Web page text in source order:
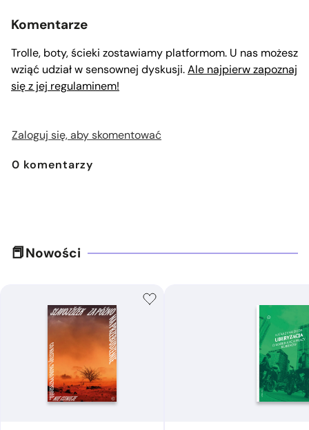
Komentarze
Trolle, boty, ścieki zostawiamy platformom. U nas możesz
wziąć udział w sensownej dyskusji.Ale najpierw zapoznaj
się z jej regulaminem!
Zaloguj się, aby skomentować
0 komentarzy
Nowości